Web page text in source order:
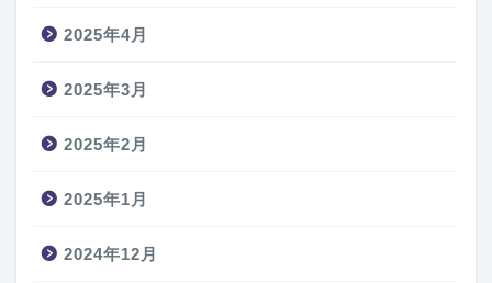
2025年4月
2025年3月
2025年2月
2025年1月
2024年12月